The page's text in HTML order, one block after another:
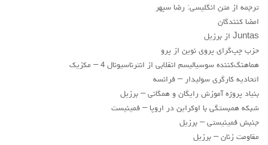
آنارکو سندیکالیسم
آموزش مارکسیستی
اجتماعی
کمیته اقدام کارگری
زنان
ترجمه از متن انگلیسی: رضا سپهر
امضا کنندگان
Juntas از برزیل
حزب چپ‌گرای پروی نوین از پرو
هماهنگ‌کننده سوسیالیسم انقلابی از انترناسیونال 4 – مکزیک
اتحادیه کارگری سوليدار – فرانسه
بنیاد پروژه آموزش رایگان و همگانی – برزیل
شبکه همبستگی با اوکراین در اروپا – فمینیست
جنبش فمینیستی – برزیل
مقاومت زنان – برزیل